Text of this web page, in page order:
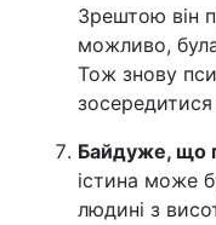
Зрештою він
можливо,
Тож знову
Байдуже, що
істина може
людині з